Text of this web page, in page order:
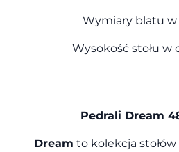
Wymiary blatu w
Wysokość stołu w
Pedrali Dream
Dream to kolekcja